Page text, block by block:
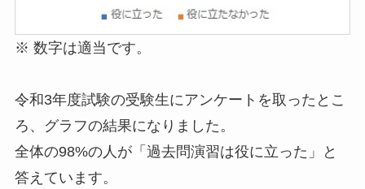
※ 数字は適当です。
令和3年度試験の受験生にアンケートを取ったとこ
ろ、グラフの結果になりました。
全体の98%の人が「過去問演習は役に立った」と
答えています。